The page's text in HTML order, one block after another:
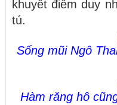
khuyết điểm duy
tú.
Sống mũi Ngô
Hàm răng hô